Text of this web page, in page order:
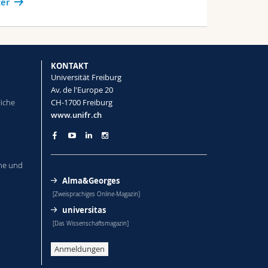
und
KONTAKT
Universität Freiburg
Av. de l'Europe 20
CH-1700 Freiburg
www.unifr.ch
Alma&Georges
[Zweisprachiges Online-Magazin]
universitas
[Das Wissenschaftsmagazin]
Anmeldungen